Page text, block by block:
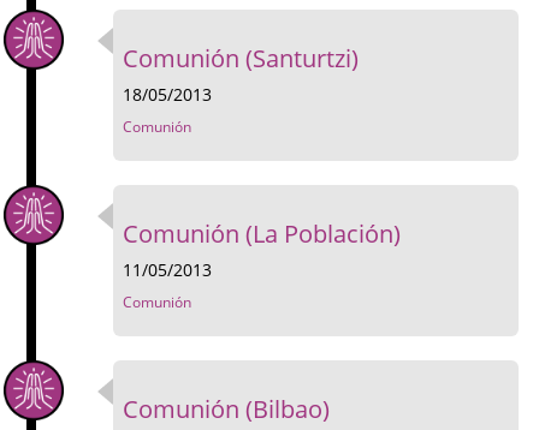
Comunión (Santurtzi)
18/05/2013
Comunión
Comunión (La Población)
11/05/2013
Comunión
Comunión (Bilbao)